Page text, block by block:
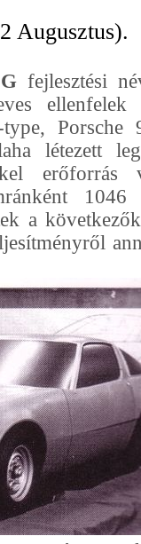
Augusztus).
fejlesztési
Porsche
létezett
a